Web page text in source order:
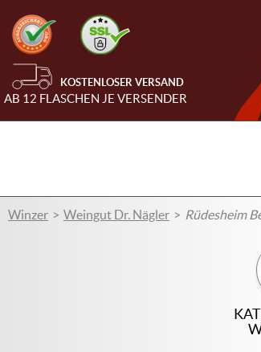
KOSTENLOSER VERSAND
AB 12 FLASCHEN JE VERSENDER
Winzer Weingut Dr. Nägler Rüdesheim